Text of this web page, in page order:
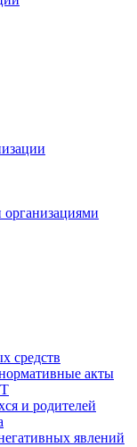
средств
акты
и родителей
явлений